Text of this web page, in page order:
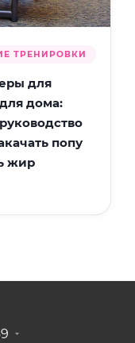
ТРЕНИРОВКИ
для
дома:
попу
жир